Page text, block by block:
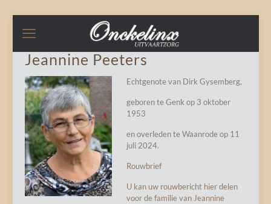
Jeannine Peeters
Echtgenote van Dirk Gysemberg,
geboren te Genk op 3 oktober
1953
en overleden te Waanrode op 11
juli 2024.
Rouwbrief
U kan uw rouwbericht hier delen
voor de familie van Jeannine